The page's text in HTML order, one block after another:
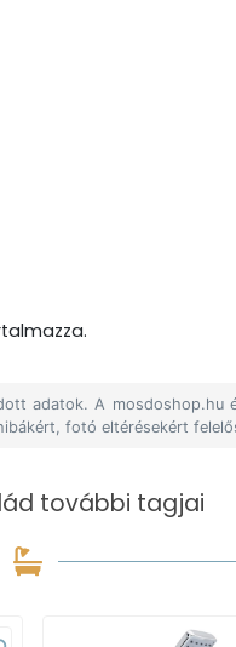
adatok. A mosdoshop.hu
fotó eltérésekért
további tagjai